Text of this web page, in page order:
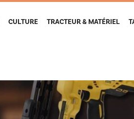
CULTURE TRACTEUR & MATÉRIEL